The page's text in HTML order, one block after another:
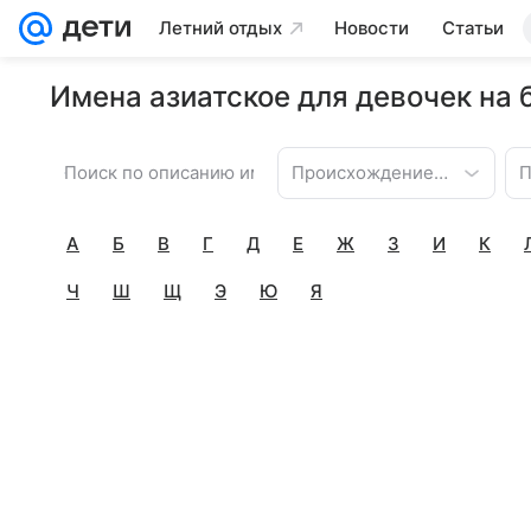
Летний отдых Новости Статьи
Имена азиатское для девочек на
Происхождение имени
А Б В Г Д Е Ж З И К
Ч Ш Щ Э Ю Я